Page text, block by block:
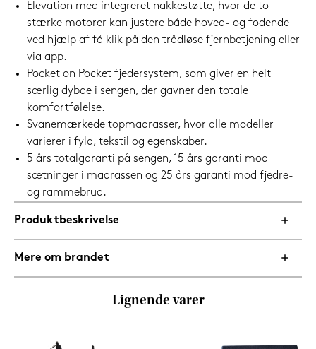
Elevation med integreret nakkestøtte, hvor de to
stærke motorer kan justere både hoved- og fodende
ved hjælp af få klik på den trådløse fjernbetjening eller
via app.
Pocket on Pocket fjedersystem, som giver en helt
særlig dybde i sengen, der gavner den totale
komfortfølelse.
Svanemærkede topmadrasser, hvor alle modeller
varierer i fyld, tekstil og egenskaber.
5 års totalgaranti på sengen, 15 års garanti mod
sætninger i madrassen og 25 års garanti mod fjedre-
og rammebrud.
Produktbeskrivelse
Mere om brandet
Lignende varer